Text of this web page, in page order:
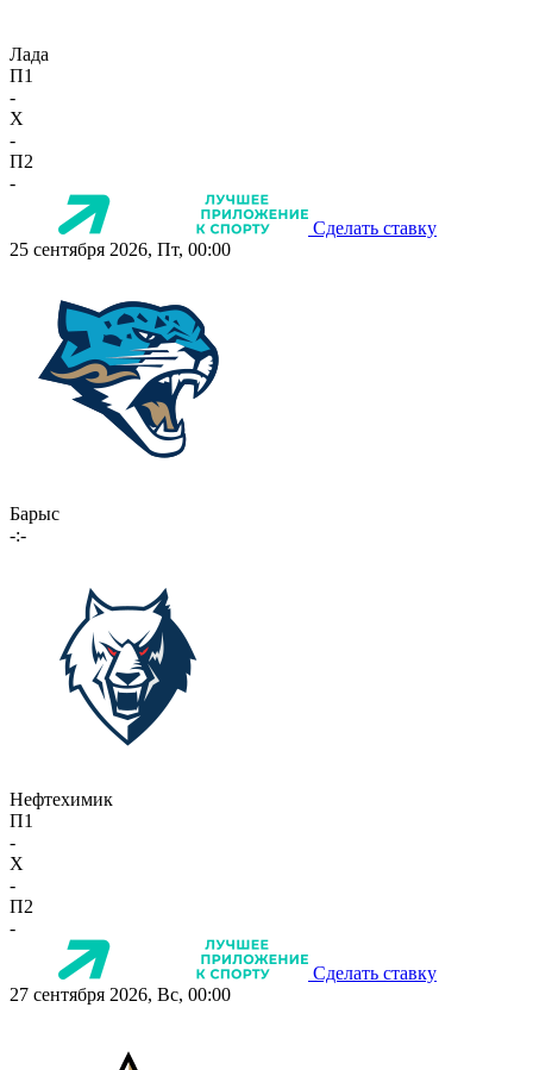
Лада
П1
-
X
-
П2
-
Сделать ставку
25 сентября 2026, Пт, 00:00
Барыс
-:-
Нефтехимик
П1
-
X
-
П2
-
Сделать ставку
27 сентября 2026, Вс, 00:00